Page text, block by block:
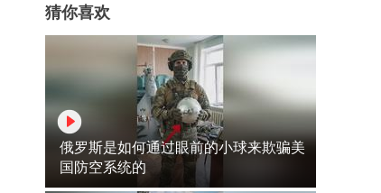
猜你喜欢
俄罗斯是如何通过眼前的小球来欺骗美
国防空系统的